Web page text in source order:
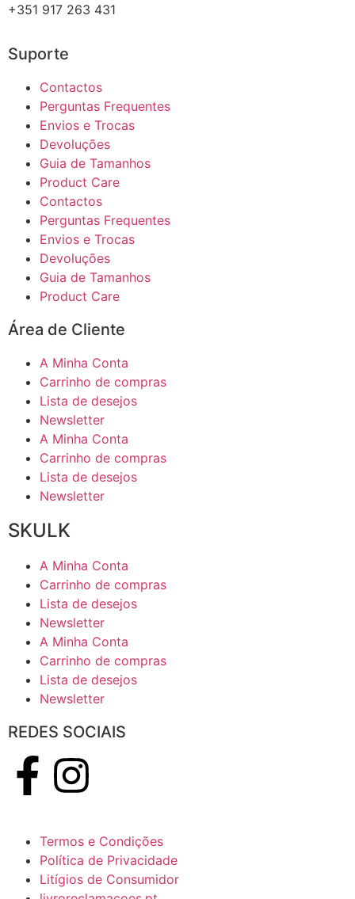
+351 917 263 431
Suporte
Contactos
Perguntas Frequentes
Envios e Trocas
Devoluções
Guia de Tamanhos
Product Care
Contactos
Perguntas Frequentes
Envios e Trocas
Devoluções
Guia de Tamanhos
Product Care
Área de Cliente
A Minha Conta
Carrinho de compras
Lista de desejos
Newsletter
A Minha Conta
Carrinho de compras
Lista de desejos
Newsletter
SKULK
A Minha Conta
Carrinho de compras
Lista de desejos
Newsletter
A Minha Conta
Carrinho de compras
Lista de desejos
Newsletter
REDES SOCIAIS
Termos e Condições
Política de Privacidade
Litígios de Consumidor